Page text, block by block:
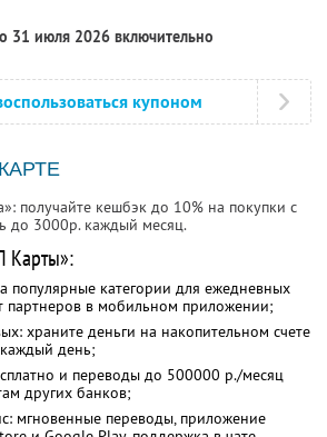
31 июля 2026 включительно
купоном
получайте кешбэк до 10% на покупки с
до 3000р. каждый месяц.
Карты»:
популярные категории для ежедневных
партнеров в мобильном приложении;
храните деньги на накопительном счете
день;
и переводы до 500000 р./месяц
других банков;
мгновенные переводы, приложение